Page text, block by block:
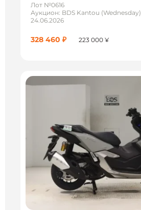
Лот №0616
Аукцион: BDS Kantou (Wednesday)
24.06.2026
328 460 ₽ 223 000 ¥